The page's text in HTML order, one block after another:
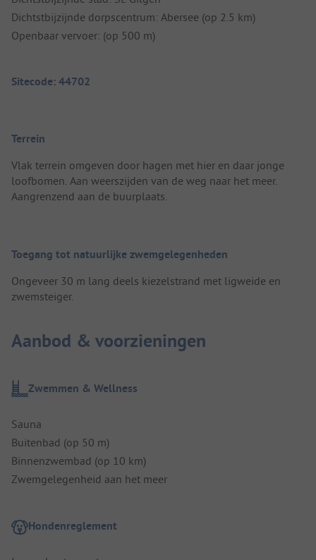
Dichtstbijzijnde dorpscentrum: Abersee (op 2.5 km)
Openbaar vervoer: (op 500 m)
Sitecode: 44702
Terrein
Vlak terrein omgeven door hagen met hier en daar jonge
loofbomen. Aan weerszijden van de weg naar het meer.
Aangrenzend aan de buurplaats.
Toegang tot natuurlijke zwemgelegenheden
Ongeveer 30 m lang deels kiezelstrand met ligweide en
zwemsteiger.
Aanbod & voorzieningen
Zwemmen & Wellness
Sauna
Buitenbad (op 50 m)
Binnenzwembad (op 10 km)
Zwemgelegenheid aan het meer
Hondenreglement